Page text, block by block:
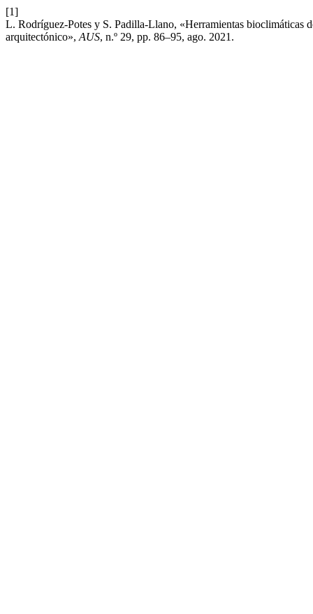
[1]
L. Rodríguez-Potes y S. Padilla-Llano, «Herramientas bioclimáticas
arquitectónico», AUS, n.º 29, pp. 86–95, ago. 2021.